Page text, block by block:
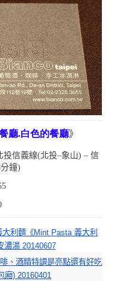
廳.白色的餐廳》
投信義線(北投–象山) –信
分鐘)
利麵《Mint Pasta 義大利
濃湯 20140607
、酒精特調是亮點還有好吃
廂) 20160401